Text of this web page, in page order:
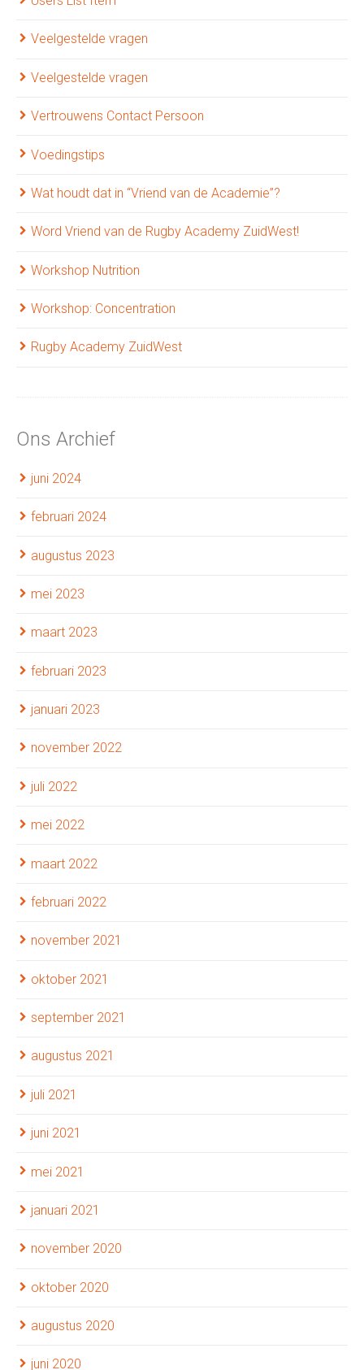
Veelgestelde vragen
Veelgestelde vragen
Vertrouwens Contact Persoon
Voedingstips
Wat houdt dat in “Vriend van de Academie”?
Word Vriend van de Rugby Academy ZuidWest!
Workshop Nutrition
Workshop: Concentration
Rugby Academy ZuidWest
Ons Archief
juni 2024
februari 2024
augustus 2023
mei 2023
maart 2023
februari 2023
januari 2023
november 2022
juli 2022
mei 2022
maart 2022
februari 2022
november 2021
oktober 2021
september 2021
augustus 2021
juli 2021
juni 2021
mei 2021
januari 2021
november 2020
oktober 2020
augustus 2020
juni 2020